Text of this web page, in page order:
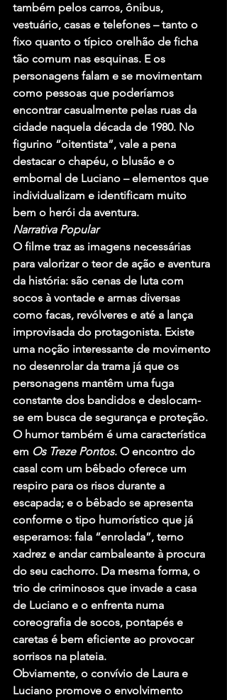
também pelos carros, ônibus,
vestuário, casas e telefones – tanto o
fixo quanto o típico orelhão de ficha
tão comum nas esquinas. E os
personagens falam e se movimentam
como pessoas que poderíamos
encontrar casualmente pelas ruas da
cidade naquela década de 1980. No
figurino “oitentista”, vale a pena
destacar o chapéu, o blusão e o
embornal de Luciano – elementos que
individualizam e identificam muito
bem o herói da aventura.
Narrativa Popular
O filme traz as imagens necessárias
para valorizar o teor de ação e aventura
da história: são cenas de luta com
socos à vontade e armas diversas
como facas, revólveres e até a lança
improvisada do protagonista. Existe
uma noção interessante de movimento
no desenrolar da trama já que os
personagens mantêm uma fuga
constante dos bandidos e deslocam-
se em busca de segurança e proteção.
O humor também é uma característica
em Os Treze Pontos. O encontro do
casal com um bêbado oferece um
respiro para os risos durante a
escapada; e o bêbado se apresenta
conforme o tipo humorístico que já
esperamos: fala “enrolada”, terno
xadrez e andar cambaleante à procura
do seu cachorro. Da mesma forma, o
trio de criminosos que invade a casa
de Luciano e o enfrenta numa
coreografia de socos, pontapés e
caretas é bem eficiente ao provocar
sorrisos na plateia.
Obviamente, o convívio de Laura e
Luciano promove o envolvimento